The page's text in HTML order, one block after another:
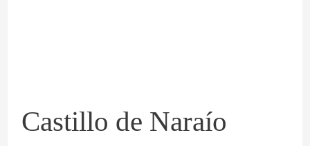
Castillo de Naraío